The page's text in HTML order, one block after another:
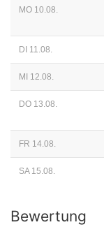
MO 10.08.
DI 11.08.
MI 12.08.
DO 13.08.
FR 14.08.
SA 15.08.
Bewertung